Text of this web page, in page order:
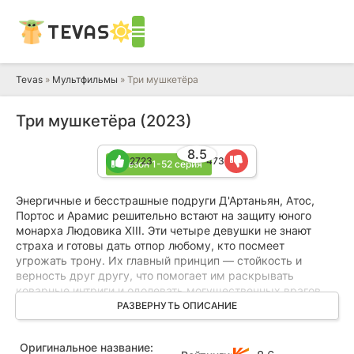
TEVAS
Tevas » Мультфильмы » Три мушкетёра
Три мушкетёра (2023)
1 сезон 1-52 серия
8.5
2723 473
Энергичные и бесстрашные подруги Д'Артаньян, Атос,
Портос и Арамис решительно встают на защиту юного
монарха Людовика XIII. Эти четыре девушки не знают
страха и готовы дать отпор любому, кто посмеет
угрожать трону. Их главный принцип — стойкость и
верность друг другу, что помогает им раскрывать
коварные интриги и одолевать могущественных врагов.
Каждая из них вносит свой вклад в общее дело: одна
ловкостью, а четвёртая — благородством. Вместе же они
РАЗВЕРНУТЬ ОПИСАНИЕ
Оригинальное название: